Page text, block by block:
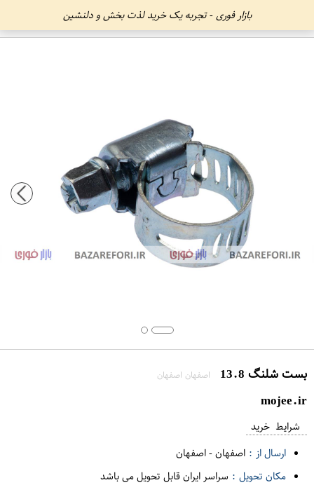
بازار فوری - تجربه یک خرید لذت بخش و دلنشین
بست شلنگ 13.8 اصفهان اصفهان
mojee.ir
شرایط خرید
ارسال از : اصفهان-اصفهان
مکان تحویل : سراسر ایران قابل تحویل می باشد